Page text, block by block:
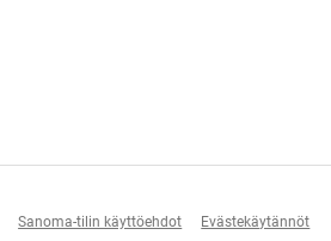
Sanoma-tilin käyttöehdot Evästekäytännöt